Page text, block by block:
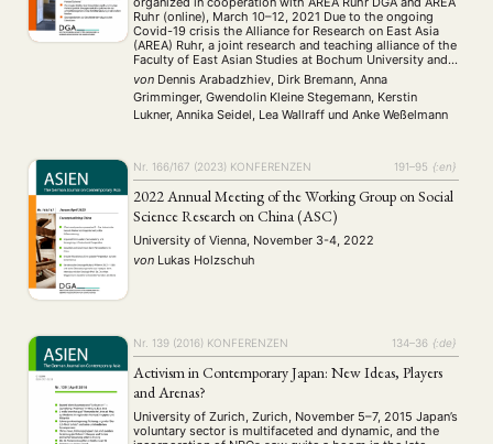
NEWS ASIEN
ANGEBOTE
Ruhr (online), March 10–12, 2021 Due to the ongoing
Covid-19 crisis the Alliance for Research on East Asia
(AREA) Ruhr, a joint research and teaching alliance of the
Faculty of East Asian Studies at Bochum University and
the Institute of East Asian Studies at the University …
von Dennis Arabadzhiev, Dirk Bremann, Anna
Grimminger, Gwendolin Kleine Stegemann, Kerstin
Lukner, Annika Seidel, Lea Wallraff und Anke Weßelmann
Nr. 166/167 (2023) KONFERENZEN 191–95 {:en}
2022 Annual Meeting of the Working Group on Social
Science Research on China (ASC)
University of Vienna, November 3-4, 2022
von Lukas Holzschuh
Nr. 139 (2016) KONFERENZEN 134–36 {:de}
Activism in Contemporary Japan: New Ideas, Players
and Arenas?
University of Zurich, Zurich, November 5–7, 2015 Japan’s
voluntary sector is multifaceted and dynamic, and the